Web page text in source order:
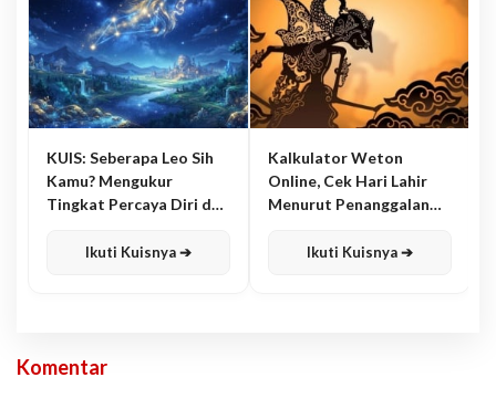
KUIS: Seberapa Leo Sih
Kamu? Mengukur
Tingkat Percaya Diri dan
Ikuti Kuisnya ➔
Kalkulator Weton
Online, Cek Hari Lahir
Menurut Penanggalan
Ikuti Kuisnya ➔
Komentar